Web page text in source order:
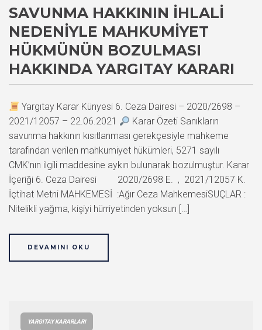
SAVUNMA HAKKININ İHLALI
NEDENIYLE MAHKUMIYET
HÜKMÜNÜN BOZULMASI
HAKKINDA YARGITAY KARARI
Yargıtay Karar Künyesi 6. Ceza Dairesi – 2020/2698 –
2021/12057 – 22.06.2021
Karar Özeti Sanıkların
savunma hakkının kısıtlanması gerekçesiyle mahkeme
tarafından verilen mahkumiyet hükümleri, 5271 sayılı
CMK’nın ilgili maddesine aykırı bulunarak bozulmuştur. Karar
İçeriği 6. Ceza Dairesi 2020/2698 E. , 2021/12057 K.
İçtihat Metni MAHKEMESİ :Ağır Ceza MahkemesiSUÇLAR :
Nitelikli yağma, kişiyi hürriyetinden yoksun […]
DEVAMINI OKU
YARGITAY KARARLARI